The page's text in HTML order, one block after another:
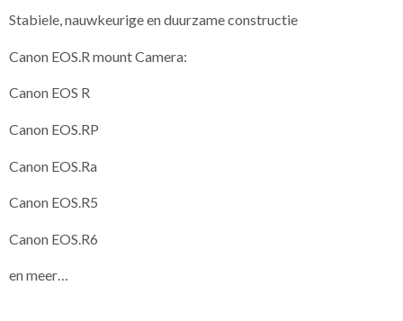
Stabiele, nauwkeurige en duurzame constructie
Canon EOS.R mount Camera:
Canon EOS R
Canon EOS.RP
Canon EOS.Ra
Canon EOS.R5
Canon EOS.R6
en meer…